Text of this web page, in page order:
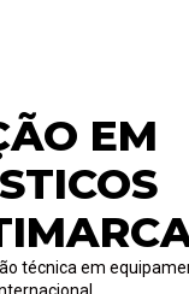
EM
técnica em